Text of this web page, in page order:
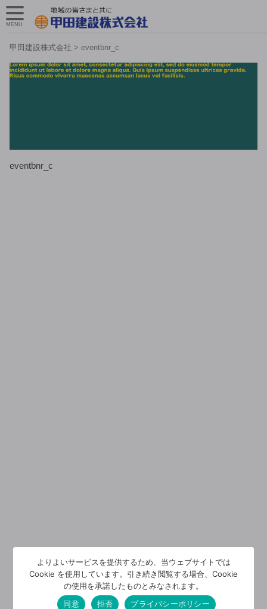
甲田建設株式会社 > eventbnr_c
eventbnr_c
MENU
よりよいサービスを提供するため、当ウェブサイトでは
Cookie を使用しています。引き続き閲覧する場合、Cookie
の使用を承諾したものとみなされます。
同意
拒否 プライバシーポリシー